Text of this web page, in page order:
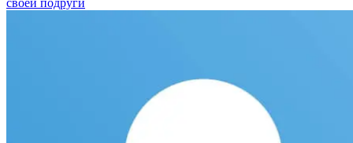
своей подруги